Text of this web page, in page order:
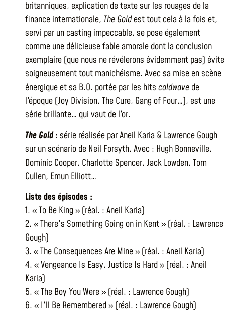
britanniques, explication de texte sur les rouages de la
finance internationale, The Goldest tout cela à la fois et,
servi par un casting impeccable, se pose également
comme une délicieuse fable amorale dont la conclusion
exemplaire (que nous ne révélerons évidemment pas) évite
soigneusement tout manichéisme. Avec sa mise en scène
énergique et sa B.O. portée par les hits coldwave de
l'époque (Joy Division, The Cure, Gang of Four…), est une
série brillante… qui vaut de l'or.
The Gold: série réalisée par Aneil Karia & Lawrence Gough
sur un scénario de Neil Forsyth. Avec : Hugh Bonneville,
Dominic Cooper, Charlotte Spencer, Jack Lowden, Tom
Cullen, Emun Elliott…
Liste des épisodes :
1. « To Be King » (réal. : Aneil Karia)
2. « There's Something Going on in Kent » (réal. : Lawrence
Gough)
3. « The Consequences Are Mine » (réal. : Aneil Karia)
4. « Vengeance Is Easy, Justice Is Hard » (réal. : Aneil
Karia)
5. « The Boy You Were » (réal. : Lawrence Gough)
6. « I'll Be Remembered » (réal. : Lawrence Gough)